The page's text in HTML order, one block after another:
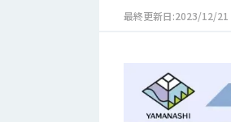
最終更新日:2023/12/21